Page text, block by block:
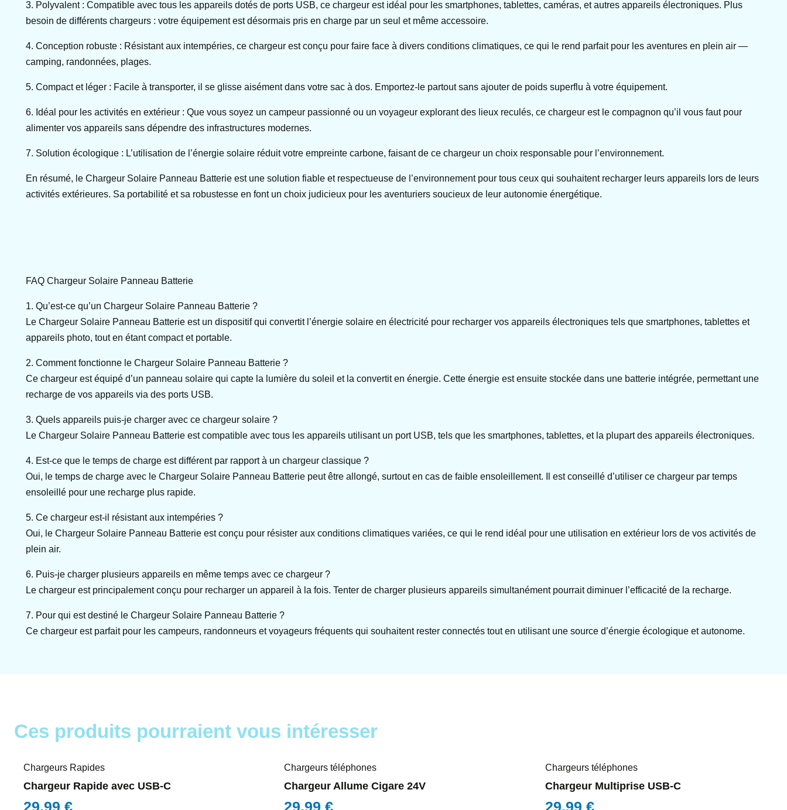
3. Polyvalent : Compatible avec tous les appareils dotés de ports USB, ce chargeur est idéal pour les smartphones, tablettes, caméras, et autres appareils électroniques. Plus
besoin de différents chargeurs : votre équipement est désormais pris en charge par un seul et même accessoire.
4. Conception robuste : Résistant aux intempéries, ce chargeur est conçu pour faire face à divers conditions climatiques, ce qui le rend parfait pour les aventures en plein air —
camping, randonnées, plages.
5. Compact et léger : Facile à transporter, il se glisse aisément dans votre sac à dos. Emportez-le partout sans ajouter de poids superflu à votre équipement.
6. Idéal pour les activités en extérieur : Que vous soyez un campeur passionné ou un voyageur explorant des lieux reculés, ce chargeur est le compagnon qu’il vous faut pour
alimenter vos appareils sans dépendre des infrastructures modernes.
7. Solution écologique : L’utilisation de l’énergie solaire réduit votre empreinte carbone, faisant de ce chargeur un choix responsable pour l’environnement.
En résumé, le Chargeur Solaire Panneau Batterie est une solution fiable et respectueuse de l’environnement pour tous ceux qui souhaitent recharger leurs appareils lors de leurs
activités extérieures. Sa portabilité et sa robustesse en font un choix judicieux pour les aventuriers soucieux de leur autonomie énergétique.
FAQ Chargeur Solaire Panneau Batterie
1. Qu’est-ce qu’un Chargeur Solaire Panneau Batterie ?
Le Chargeur Solaire Panneau Batterie est un dispositif qui convertit l’énergie solaire en électricité pour recharger vos appareils électroniques tels que smartphones, tablettes et
appareils photo, tout en étant compact et portable.
2. Comment fonctionne le Chargeur Solaire Panneau Batterie ?
Ce chargeur est équipé d’un panneau solaire qui capte la lumière du soleil et la convertit en énergie. Cette énergie est ensuite stockée dans une batterie intégrée, permettant une
recharge de vos appareils via des ports USB.
3. Quels appareils puis-je charger avec ce chargeur solaire ?
Le Chargeur Solaire Panneau Batterie est compatible avec tous les appareils utilisant un port USB, tels que les smartphones, tablettes, et la plupart des appareils électroniques.
4. Est-ce que le temps de charge est différent par rapport à un chargeur classique ?
Oui, le temps de charge avec le Chargeur Solaire Panneau Batterie peut être allongé, surtout en cas de faible ensoleillement. Il est conseillé d’utiliser ce chargeur par temps
ensoleillé pour une recharge plus rapide.
5. Ce chargeur est-il résistant aux intempéries ?
Oui, le Chargeur Solaire Panneau Batterie est conçu pour résister aux conditions climatiques variées, ce qui le rend idéal pour une utilisation en extérieur lors de vos activités de
plein air.
6. Puis-je charger plusieurs appareils en même temps avec ce chargeur ?
Le chargeur est principalement conçu pour recharger un appareil à la fois. Tenter de charger plusieurs appareils simultanément pourrait diminuer l’efficacité de la recharge.
7. Pour qui est destiné le Chargeur Solaire Panneau Batterie ?
Ce chargeur est parfait pour les campeurs, randonneurs et voyageurs fréquents qui souhaitent rester connectés tout en utilisant une source d’énergie écologique et autonome.
Ces produits pourraient vous intéresser
Chargeurs Rapides
Chargeur Rapide avec USB-C
29,99 €
Chargeurs téléphones
Chargeur Allume Cigare 24V
29,99€
Chargeurs téléphones
Chargeur Multiprise USB-C
29,99 €